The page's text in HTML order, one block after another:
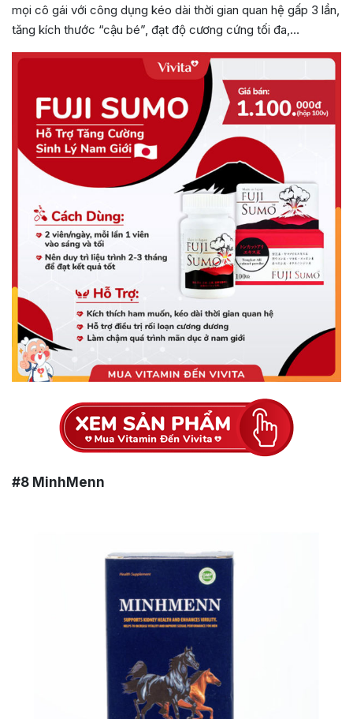
mọi cô gái với công dụng kéo dài thời gian quan hệ gấp 3 lần,
tăng kích thước “cậu bé”, đạt độ cương cứng tối đa,…
#8 MinhMenn